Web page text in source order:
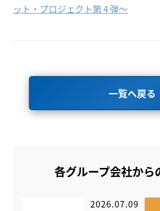
ット・プロジェクト第 4 弾～
一覧へ戻る
各グループ会社から
2026.07.09